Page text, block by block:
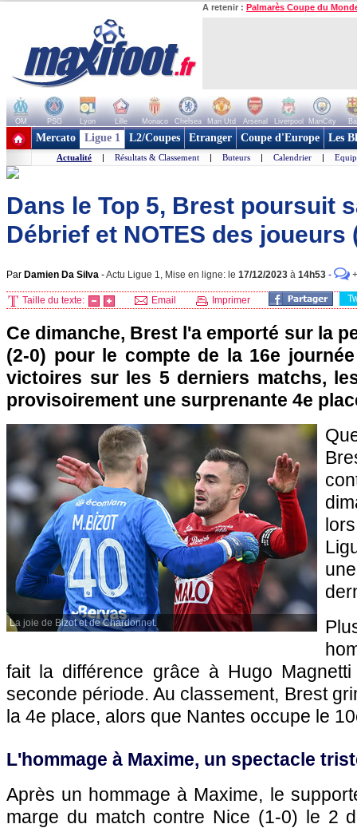
A retenir : Palmarès Coupe du
OM PSG Lyon Lille Monaco Chelsea Man Utd Arsenal Liverpool ManCity
+ de clubs
Mercato Ligue 1 L2/Coupes Etranger Coupe d'Europe Les
Actualité | Résultats & Classement | Buteurs | Calendrier |
Dans le Top 5, Brest poursuit
Débrief et NOTES des joueurs
Par Damien Da Silva -Actu Ligue 1, Mise en ligne: le 17/12/2023 à 14h53 - +
Taille du texte: Email Imprimer
Ce dimanche, Brest l'a emporté sur la
(2-0) pour le compte de la 16e
victoires sur les 5 derniers matchs,
provisoirement une surprenante 4e
La joie de Bizot et de Chardonnet.
fait la différence grâce à Hugo
seconde période. Au classement, Brest
la 4e place, alors que Nantes occupe le
L'hommage à Maxime, un spectacle
Après un hommage à Maxime, le
marge du match contre Nice (1-0) le 2